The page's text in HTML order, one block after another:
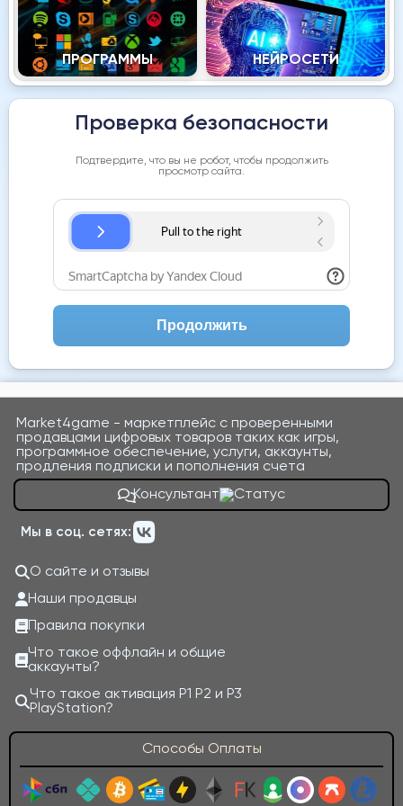
ПРОГРАММЫ НЕЙРОСЕТИ
Проверка безопасности
Подтвердите, что вы не робот, чтобы продолжить
просмотр сайта.
Продолжить
Market4game - маркетплейс с проверенными
продавцами цифровых товаров таких как игры,
программное обеспечение, услуги, аккаунты,
продления подписки и пополнения счета
Консультант
Мы в соц. сетях:
О сайте и отзывы
Наши продавцы
Правила покупки
Что такое оффлайн и общие
аккаунты?
Что такое активация P1 P2 и P3
PlayStation?
Способы Оплаты